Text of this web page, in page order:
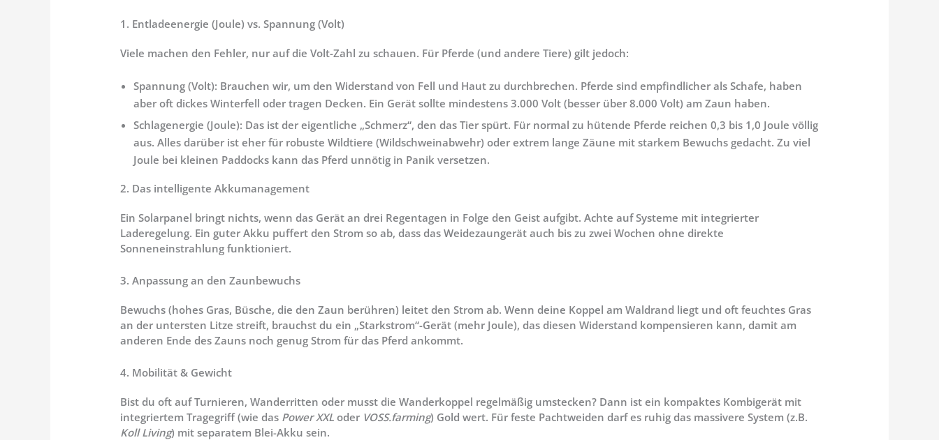
1. Entladeenergie (Joule) vs. Spannung (Volt)
Viele machen den Fehler, nur auf die Volt-Zahl zu schauen. Für Pferde (und andere Tiere) gilt jedoch:
Spannung (Volt): Brauchen wir, um den Widerstand von Fell und Haut zu durchbrechen. Pferde sind empfindlicher als Schafe, haben
aber oft dickes Winterfell oder tragen Decken. Ein Gerät sollte mindestens 3.000 Volt (besser über 8.000 Volt) am Zaun haben.
Schlagenergie (Joule): Das ist der eigentliche „Schmerz“, den das Tier spürt. Für normal zu hütende Pferde reichen 0,3 bis 1,0 Joule völlig
aus. Alles darüber ist eher für robuste Wildtiere (Wildschweinabwehr) oder extrem lange Zäune mit starkem Bewuchs gedacht. Zu viel
Joule bei kleinen Paddocks kann das Pferd unnötig in Panik versetzen.
2. Das intelligente Akkumanagement
Ein Solarpanel bringt nichts, wenn das Gerät an drei Regentagen in Folge den Geist aufgibt. Achte auf Systeme mit integrierter
Laderegelung. Ein guter Akku puffert den Strom so ab, dass das Weidezaungerät auch bis zu zwei Wochen ohne direkte
Sonneneinstrahlung funktioniert.
3. Anpassung an den Zaunbewuchs
Bewuchs (hohes Gras, Büsche, die den Zaun berühren) leitet den Strom ab. Wenn deine Koppel am Waldrand liegt und oft feuchtes Gras
an der untersten Litze streift, brauchst du ein „Starkstrom“-Gerät (mehr Joule), das diesen Widerstand kompensieren kann, damit am
anderen Ende des Zauns noch genug Strom für das Pferd ankommt.
4. Mobilität & Gewicht
Bist du oft auf Turnieren, Wanderritten oder musst die Wanderkoppel regelmäßig umstecken? Dann ist ein kompaktes Kombigerät mit
integriertem Tragegriff (wie das Power XXL oder VOSS.farming) Gold wert. Für feste Pachtweiden darf es ruhig das massivere System (z.B.
Koll Living) mit separatem Blei-Akku sein.